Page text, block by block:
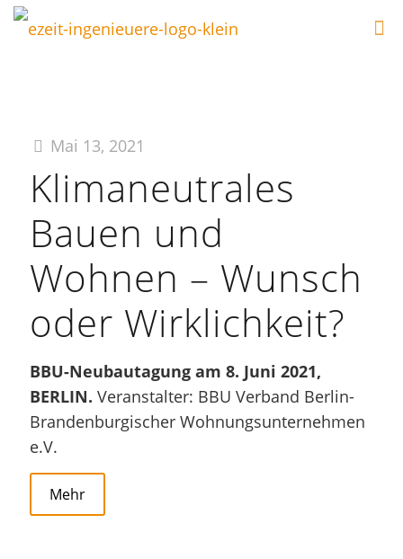
Mai 13, 2021
Klimaneutrales
Bauen und
Wohnen – Wunsch
oder Wirklichkeit?
BBU-Neubautagung am 8. Juni 2021,
BERLIN. Veranstalter: BBU Verband Berlin-
Brandenburgischer Wohnungsunternehmen
e.V.
Mehr